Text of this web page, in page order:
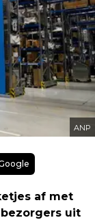
ANP
af met
uit